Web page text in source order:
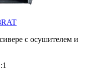
с осушителем и